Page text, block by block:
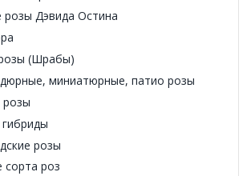
розы Дэвида Остина
(Шрабы)
миниатюрные, патио розы
розы
розы
роз